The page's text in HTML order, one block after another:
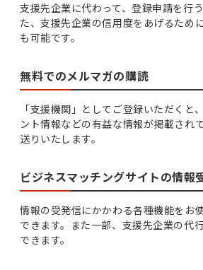
支援先企業に代わって、登録申請を行
た、支援先企業の信用度をあげるため
も可能です。
無料でのメルマガの購読
「支援機関」としてご登録いただくと
ント情報などの有益な情報が掲載され
送りいたします。
ビジネスマッチングサイトの情報
情報の受発信にかかわる各種機能をお
できます。また一部、支援先企業の代
できます。